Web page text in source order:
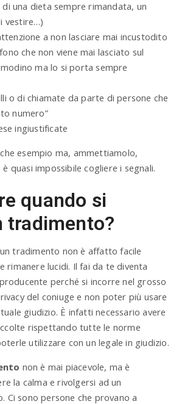
una dieta sempre rimandata, un
vestire…)
a non lasciare mai incustodito
che non viene mai lasciato sul
ma lo si porta sempre
o di chiamate da parte di persone che
numero”
ingiustificate
esempio ma, ammettiamolo,
quasi impossibile cogliere i segnali.
quando si
tradimento?
tradimento non è affatto facile
rimanere lucidi. Il fai da te diventa
perché si incorre nel grosso
del coniuge e non poter più usare
giudizio. È infatti necessario avere
rispettando tutte le norme
utilizzare con un legale in giudizio.
non è mai piacevole, ma è
la calma e rivolgersi ad un
Ci sono persone che provano a